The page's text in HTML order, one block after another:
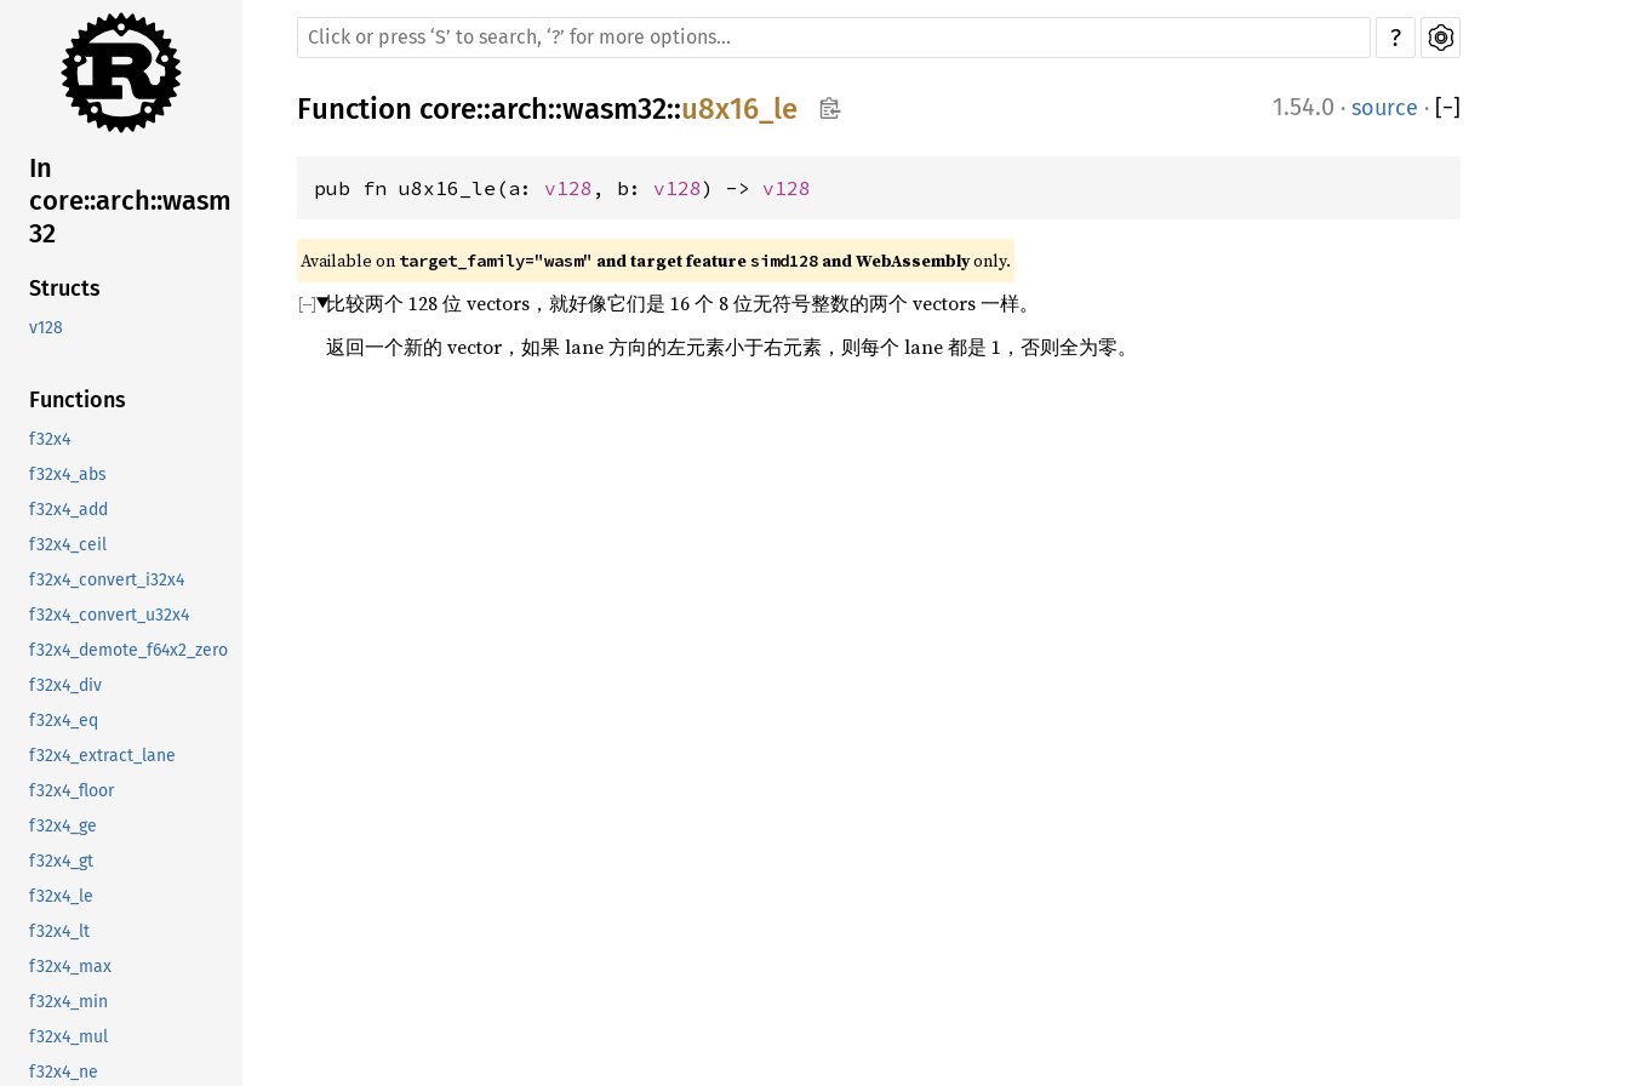
In
core::arch::wasm
32
Structs
v128
Functions
f32x4
f32x4_abs
f32x4_add
f32x4_ceil
f32x4_convert_i32x4
f32x4_convert_u32x4
f32x4_demote_f64x2_zero
f32x4_div
f32x4_eq
f32x4_extract_lane
f32x4_floor
f32x4_ge
f32x4_gt
f32x4_le
f32x4_lt
f32x4_max
f32x4_min
f32x4_mul
f32x4_ne
?
Function core::arch::wasm32::u8x16_le 1.54.0 · source · [−]
pub fn u8x16_le(a: v128 , b: v128) -> v128
Available on target_family="wasm" and target feature simd128 and WebAssembly only.
比较两个 128 位 vectors，就好像它们是 16 个 8 位无符号整数的两个 vectors 一样。
返回一个新的 vector，如果 lane 方向的左元素小于右元素，则每个 lane 都是 1，否则全为零。